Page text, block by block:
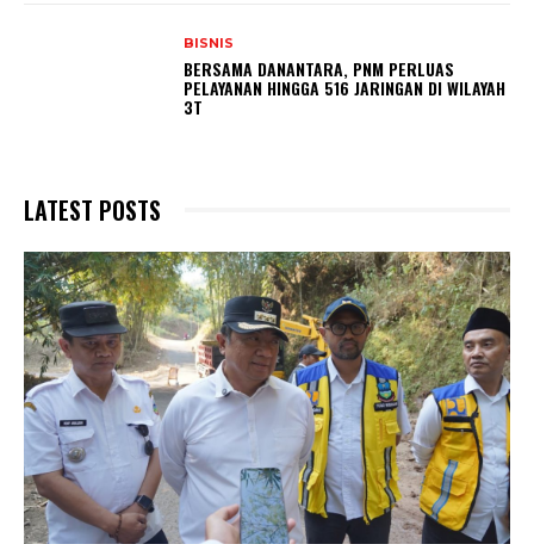
BISNIS
BERSAMA DANANTARA, PNM PERLUAS
PELAYANAN HINGGA 516 JARINGAN DI WILAYAH
3T
LATEST POSTS